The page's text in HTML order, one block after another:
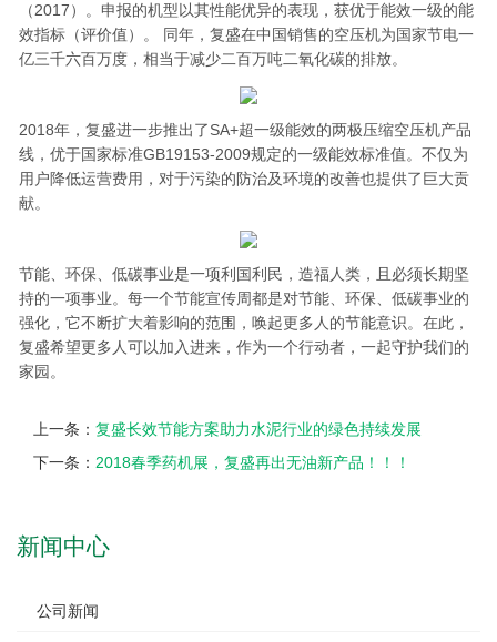
（2017）。申报的机型以其性能优异的表现，获优于能效一级的能
效指标（评价值）。 同年，复盛在中国销售的空压机为国家节电一
亿三千六百万度，相当于减少二百万吨二氧化碳的排放。
2018年，复盛进一步推出了SA+超一级能效的两极压缩空压机产品
线，优于国家标准GB19153-2009规定的一级能效标准值。不仅为
用户降低运营费用，对于污染的防治及环境的改善也提供了巨大贡
献。
节能、环保、低碳事业是一项利国利民，造福人类，且必须长期坚
持的一项事业。每一个节能宣传周都是对节能、环保、低碳事业的
强化，它不断扩大着影响的范围，唤起更多人的节能意识。在此，
复盛希望更多人可以加入进来，作为一个行动者，一起守护我们的
家园。
上一条： 复盛长效节能方案助力水泥行业的绿色持续发展
下一条： 2018春季药机展，复盛再出无油新产品！！！
新闻中心
公司新闻